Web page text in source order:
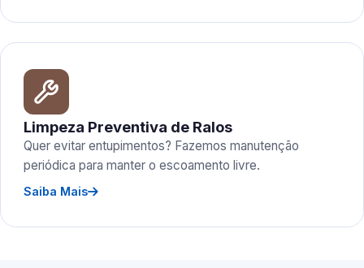
Limpeza Preventiva de Ralos
Quer evitar entupimentos? Fazemos manutenção
periódica para manter o escoamento livre.
Saiba Mais